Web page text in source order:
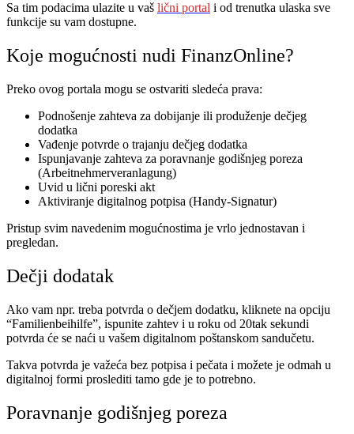
Sa tim podacima ulazite u vaš lični portal i od trenutka ulaska sve
funkcije su vam dostupne.
Koje mogućnosti nudi FinanzOnline?
Preko ovog portala mogu se ostvariti sledeća prava:
Podnošenje zahteva za dobijanje ili produženje dečjeg
dodatka
Vađenje potvrde o trajanju dečjeg dodatka
Ispunjavanje zahteva za poravnanje godišnjeg poreza
(Arbeitnehmerveranlagung)
Uvid u lični poreski akt
Aktiviranje digitalnog potpisa (Handy-Signatur)
Pristup svim navedenim mogućnostima je vrlo jednostavan i
pregledan.
Dečji dodatak
Ako vam npr. treba potvrda o dečjem dodatku, kliknete na opciju
“Familienbeihilfe”, ispunite zahtev i u roku od 20tak sekundi
potvrda će se naći u vašem digitalnom poštanskom sandučetu.
Takva potvrda je važeća bez potpisa i pečata i možete je odmah u
digitalnoj formi proslediti tamo gde je to potrebno.
Poravnanje godišnjeg poreza